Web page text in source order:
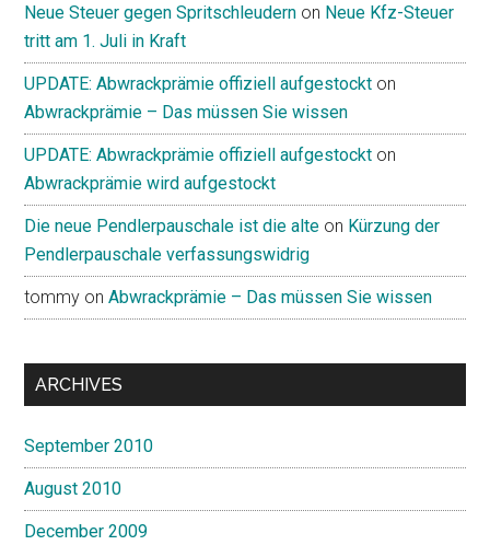
Neue Steuer gegen Spritschleudern on Neue Kfz-Steuer
tritt am 1. Juli in Kraft
UPDATE: Abwrackprämie offiziell aufgestockt on
Abwrackprämie – Das müssen Sie wissen
UPDATE: Abwrackprämie offiziell aufgestockt on
Abwrackprämie wird aufgestockt
Die neue Pendlerpauschale ist die alte on Kürzung der
Pendlerpauschale verfassungswidrig
tommy onAbwrackprämie – Das müssen Sie wissen
ARCHIVES
September 2010
August 2010
December 2009